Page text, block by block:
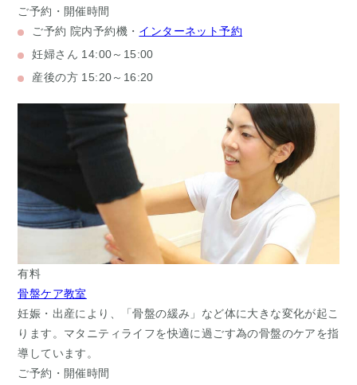
ご予約・開催時間
ご予約 院内予約機・ インターネット予約
妊婦さん 14:00～15:00
産後の方 15:20～16:20
有料
骨盤ケア教室
妊娠・出産により、「骨盤の緩み」など体に大きな変化が起こ
ります。マタニティライフを快適に過ごす為の骨盤のケアを指
導しています。
ご予約・開催時間